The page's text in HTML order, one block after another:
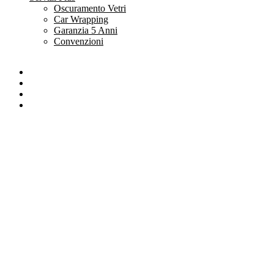
Oscuramento Vetri
Car Wrapping
Garanzia 5 Anni
Convenzioni